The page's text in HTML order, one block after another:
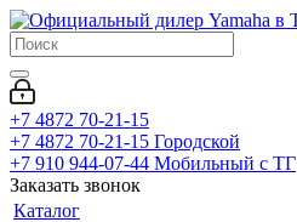
+7 4872 70-21-15
+7 4872 70-21-15 Городской
+7 910 944-07-44 Мобильный с ТГ
Заказать звонок
Каталог